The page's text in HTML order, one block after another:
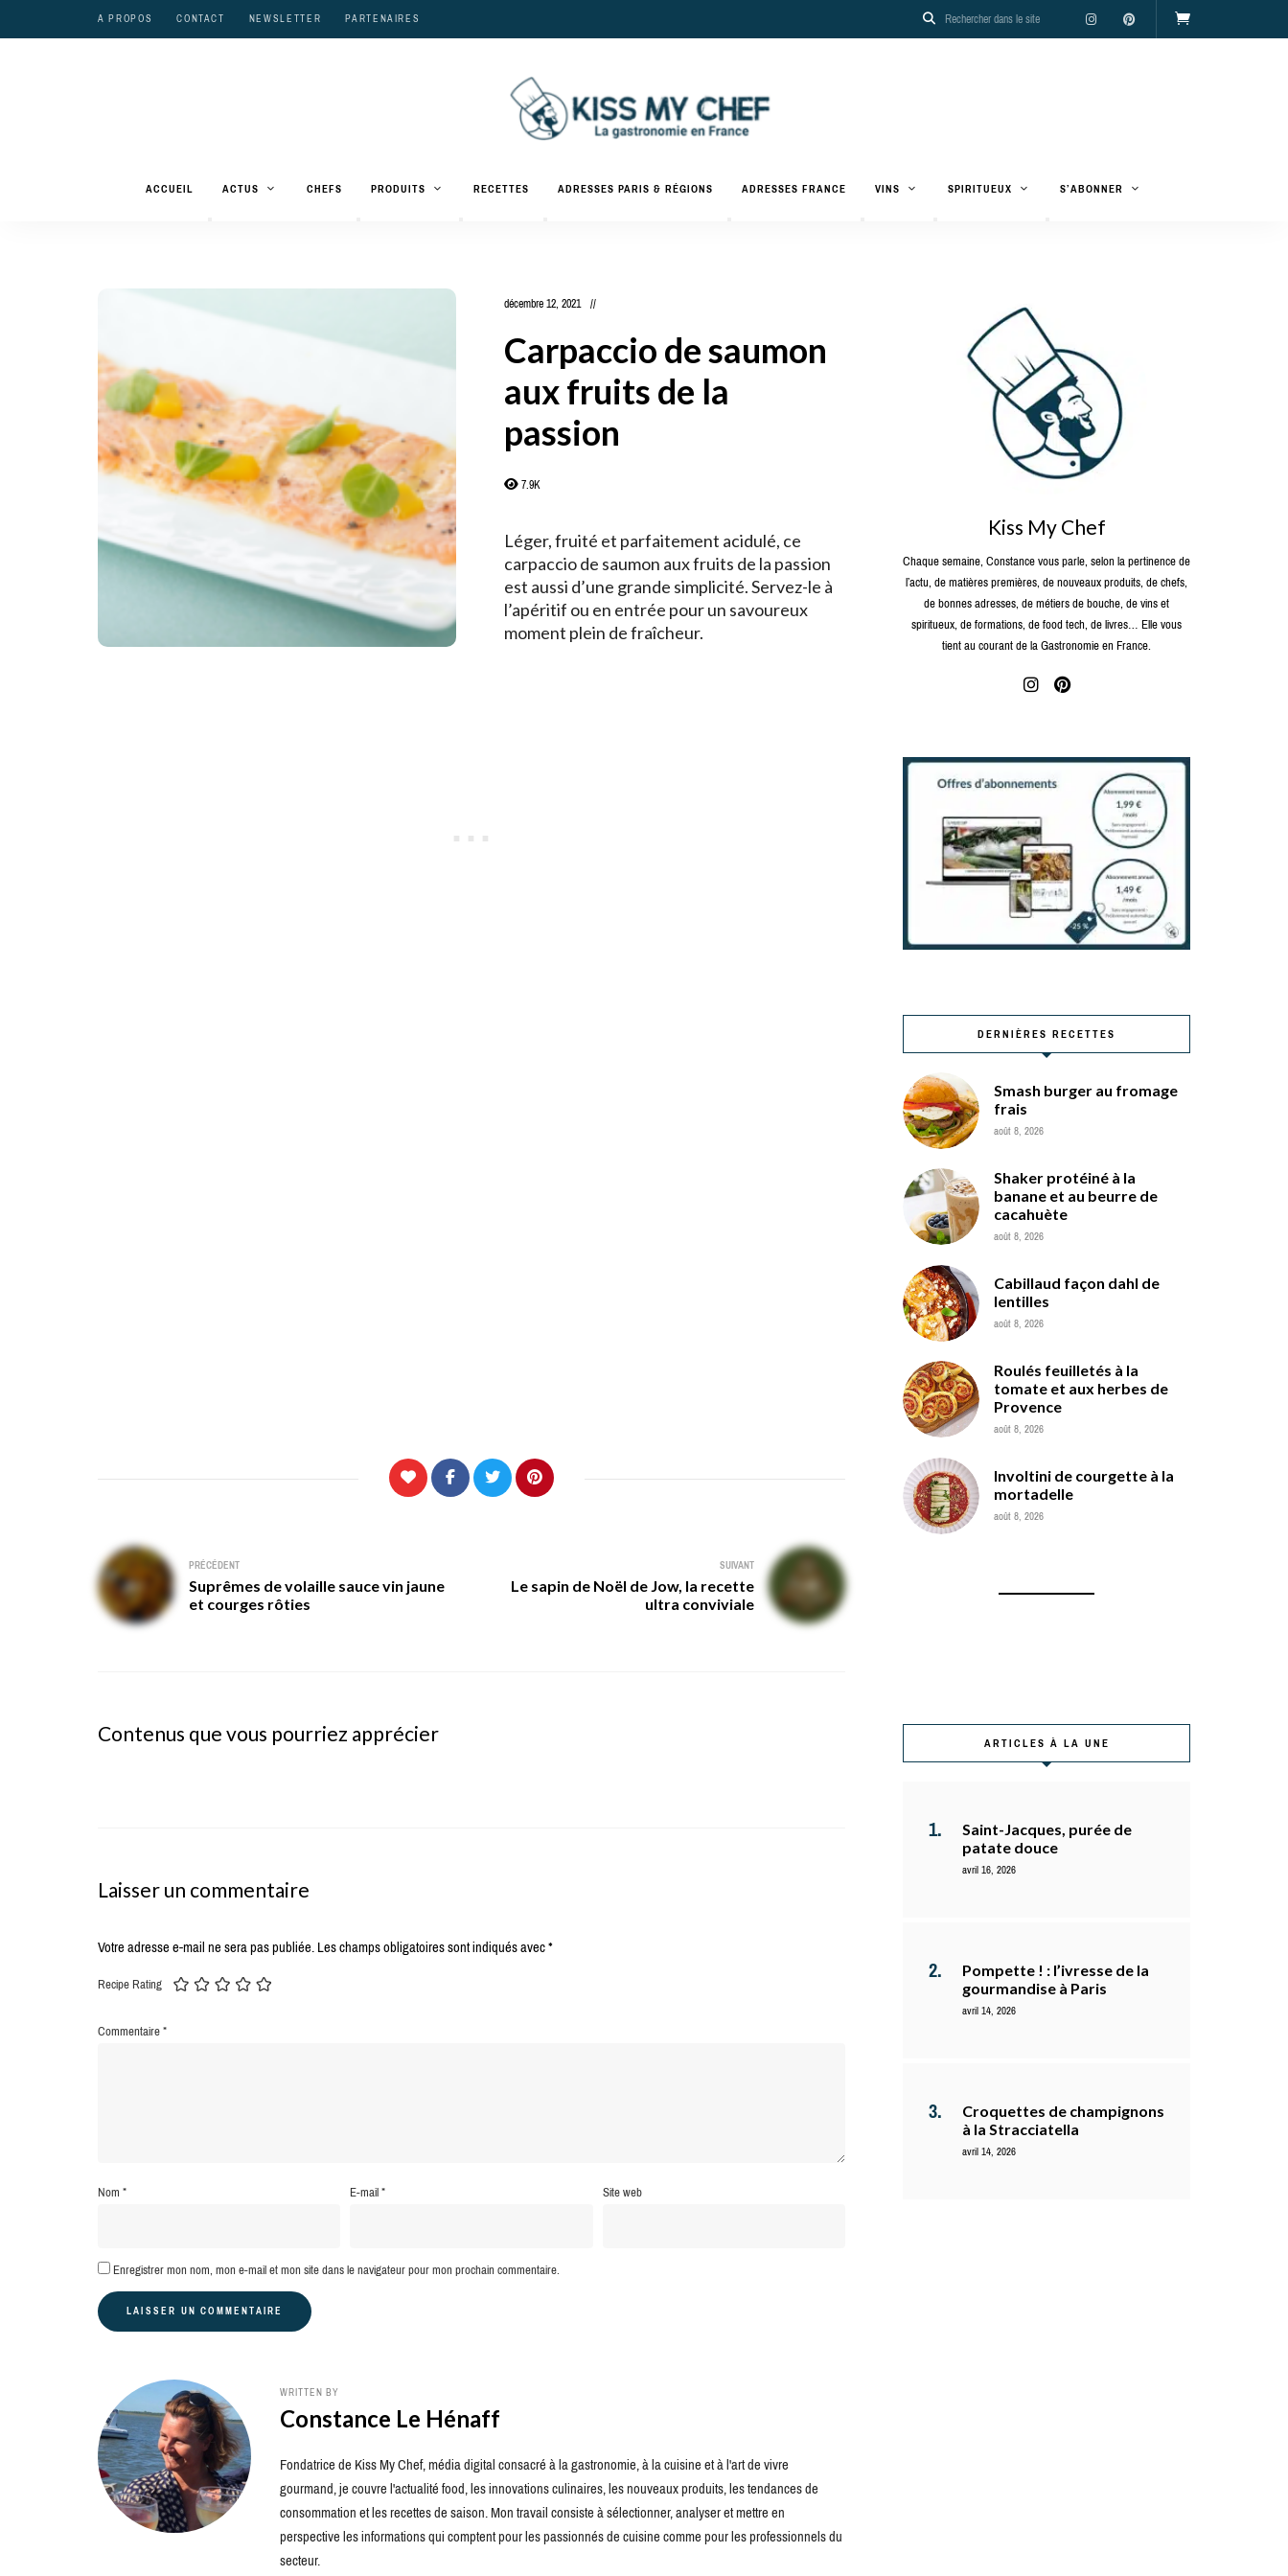
A PROPOS CONTACT NEWSLETTER PARTENAIRES
Kiss
Chef
gastronomiques
et
ACCUEIL ACTUS CHEFS PRODUITS RECETTES ADRESSES PARIS & RÉGIONS ADRESSES FRANCE VINS SPIRITUEUX S’ABONNER
décembre 12, 2021
Carpaccio de saumon
aux fruits de la
passion
7.9K
Léger, fruité et parfaitement acidulé, ce
carpaccio de saumon aux fruits de la passion
est aussi d’une grande simplicité. Servez-le à
l’apéritif ou en entrée pour un savoureux
moment plein de fraîcheur.
Navigation
de
l’article
PRÉCÉDENT
Suprêmes de volaille sauce vin jaune
et courges rôties
SUIVANT
Le sapin de Noël de Jow, la recette
ultra conviviale
Contenus que vous pourriez apprécier
Laisser un commentaire
Votre adresse e-mail ne sera pas publiée.Les champs obligatoires sont indiqués avec*
Recipe Rating
Commentaire*
Nom* E-mail* Site web
Enregistrer mon nom, mon e-mail et mon site dans le navigateur pour mon prochain commentaire.
WRITTEN BY
Constance Le Hénaff
Fondatrice de Kiss My Chef, média digital consacré à la gastronomie, à la cuisine et à l'art de vivre
gourmand, je couvre l'actualité food, les innovations culinaires, les nouveaux produits, les tendances de
consommation et les recettes de saison. Mon travail consiste à sélectionner, analyser et mettre en
perspective les informations qui comptent pour les passionnés de cuisine comme pour les professionnels du
secteur.
Kiss My Chef
Chaque semaine, Constance vous parle, selon la pertinence de
l’actu, de matières premières, de nouveaux produits, de chefs,
de bonnes adresses, de métiers de bouche, de vins et
spiritueux, de formations, de food tech, de livres… Elle vous
tient au courant de la Gastronomie en France.
DERNIÈRES RECETTES
Smash burger au fromage
frais
août 8, 2026
Shaker protéiné à la
banane et au beurre de
cacahuète
août 8, 2026
Cabillaud façon dahl de
lentilles
août 8, 2026
Roulés feuilletés à la
tomate et aux herbes de
Provence
août 8, 2026
Involtini de courgette à la
mortadelle
août 8, 2026
ARTICLES À LA UNE
Saint-Jacques, purée de
patate douce
avril 16, 2026
Pompette ! : l’ivresse de la
gourmandise à Paris
avril 14, 2026
Croquettes de champignons
à la Stracciatella
avril 14, 2026